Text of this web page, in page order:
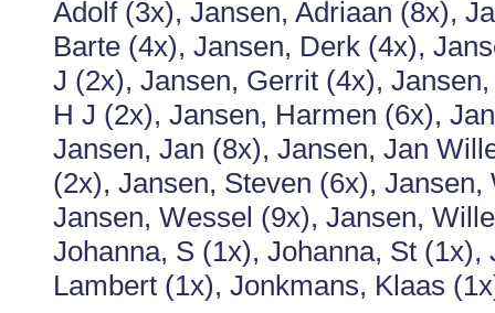
Adolf (3x), Jansen, Adriaan (8x),
Barte (4x), Jansen, Derk (4x),
J (2x), Jansen, Gerrit (4x),
H J (2x), Jansen, Harmen (6x),
Jansen, Jan (8x), Jansen, Jan
(2x), Jansen, Steven (6x),
Jansen, Wessel (9x), Jansen,
Johanna, S (1x), Johanna, St
Lambert (1x), Jonkmans, Klaas